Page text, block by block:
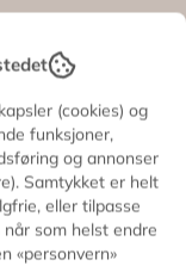
og litt magisk 🌸
🎈 (cookies) og
funksjoner,
og annonser
Samtykket er helt
eller tilpasse
som helst endre
«personvern»